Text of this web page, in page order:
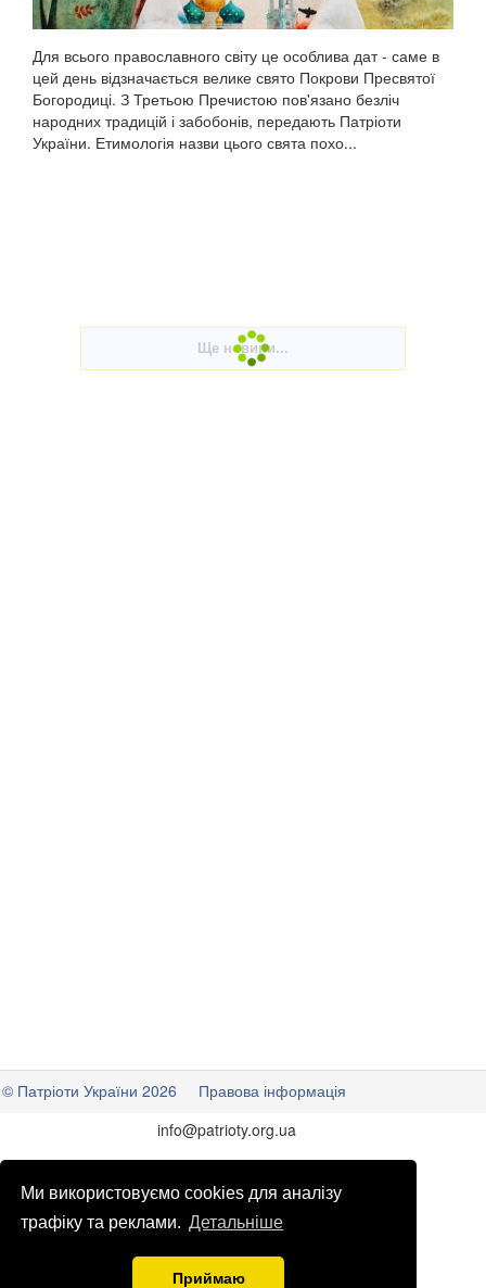
Ми використовуємо cookies для аналізу
трафіку та реклами. Детальніше
Приймаю
Для всього православного світу це особлива дат - саме в
цей день відзначається велике свято Покрови Пресвятої
Богородиці. З Третьою Пречистою пов'язано безліч
народних традицій і забобонів, передають Патріоти
України. Етимологія назви цього свята похо...
© Патріоти України 2026
Правова інформація
info@patrioty.org.ua